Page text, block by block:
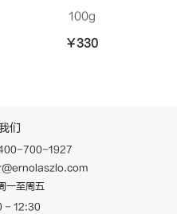
100g
¥330
们
400-700-1927
一至周五
- 12:30